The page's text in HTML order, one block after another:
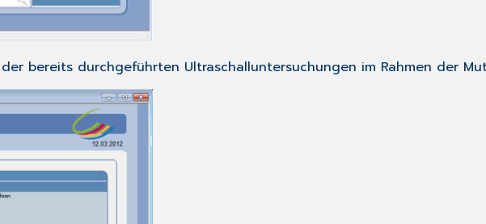
bereits durchgeführten Ultraschalluntersuchungen im Rahmen der